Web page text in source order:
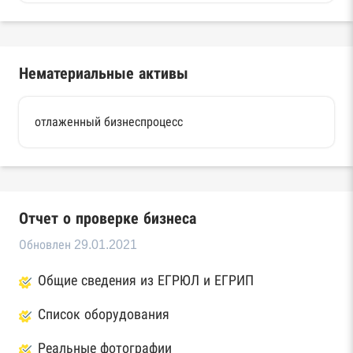
Нематериальные активы
отлаженный бизнеспроцесс
Отчет о проверке бизнеса
Обновлен 29.01.2021
Общие сведения из ЕГРЮЛ и ЕГРИП
Список оборудования
Реальные фотографии